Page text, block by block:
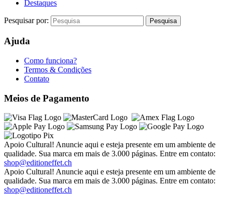
Destaques
Pesquisar por:
Ajuda
Como funciona?
Termos & Condições
Contato
Meios de Pagamento
Apoio Cultural! Anuncie aqui e esteja presente em um ambiente de
qualidade. Sua marca em mais de 3.000 páginas. Entre em contato:
shop@editioneffet.ch
Apoio Cultural! Anuncie aqui e esteja presente em um ambiente de
qualidade. Sua marca em mais de 3.000 páginas. Entre em contato:
shop@editioneffet.ch